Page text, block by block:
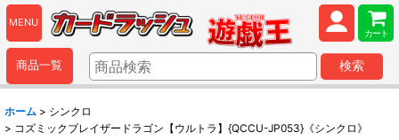
MENU
カート
商品一覧 検索
ホーム > シンクロ
> コズミックブレイザードラゴン【ウルトラ】{QCCU-JP053}《シンクロ》